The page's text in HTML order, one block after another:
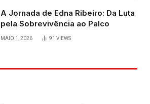
A Jornada de Edna Ribeiro: Da Luta
pela Sobrevivência ao Palco
MAIO 1, 2026 91 VIEWS